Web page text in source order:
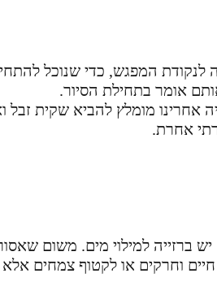
אומר בתחילת הסיור.
אחרינו מומלץ להביא שקית זבל
אחרת.
יש ברזייה למילוי מים. משום
וחרקים או לקטוף צמחים